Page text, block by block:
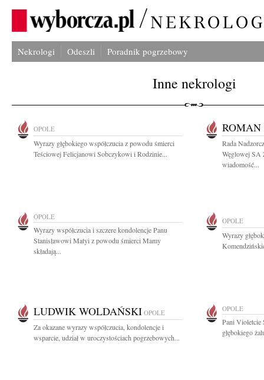
Nekrologi Odeszli Poradnik pogrzebowy
Inne nekrologi
OPOLE
Wyrazy głębokiego współczucia z powodu śmierci
Teściowej Felicjanowi Sobczykowi i Rodzinie...
ROMAN
Rada
Węglowej SA
wiadomość...
OPOLE
Wyrazy współczucia i szczere kondolencje Panu
Stanisławowi Matyi z powodu śmierci Mamy
składają...
OPOLE
Wyrazy
LUDWIK WOLDAŃSKI OPOLE
Za okazane wyrazy współczucia, kondolencje i
wsparcie, udział w uroczystościach pogrzebowych...
OPOLE
Pani Violetcie
głębokiego